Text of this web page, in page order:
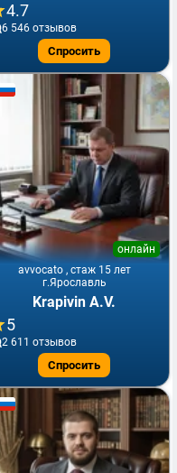
4.7
6 546 отзывов
Спросить
avvocato , стаж 15 лет
онлайн
г.Ярославль
Krapivin A.V.
5
2 611 отзывов
Спросить